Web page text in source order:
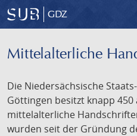
GDZ
Mittelalterliche
Die Niedersächsische
Göttingen besitzt knapp
mittelalterliche
wurden seit der Gründung